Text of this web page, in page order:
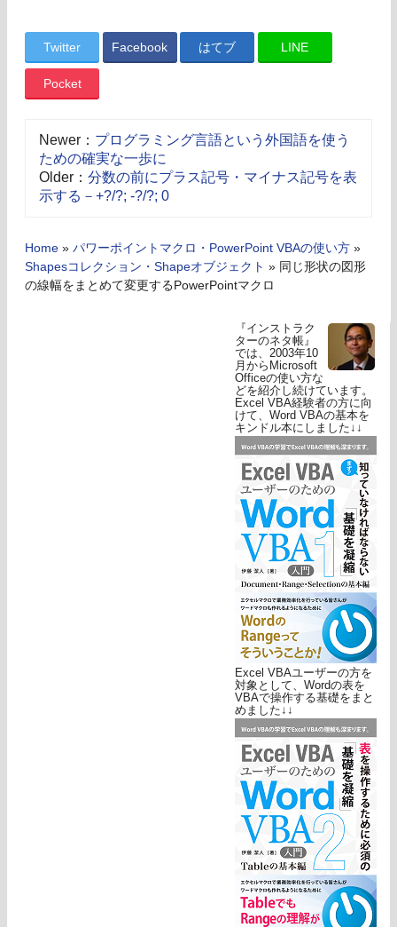
Twitter Facebook はてブ LINE
Pocket
Newer： プログラミング言語という外国語を使う
ための確実な一歩に
Older： 分数の前にプラス記号・マイナス記号を表
示する－+?/?; -?/?; 0
Home » パワーポイントマクロ・PowerPoint VBAの使い方 »
Shapesコレクション・Shapeオブジェクト » 同じ形状の図形
の線幅をまとめて変更するPowerPointマクロ
『インストラク
ターのネタ帳』
では、2003年10
月からMicrosoft
Officeの使い方な
どを紹介し続けています。
Excel VBA経験者の方に向
けて、Word VBAの基本を
キンドル本にしました↓↓
Excel VBAユーザーの方を
対象として、Wordの表を
VBAで操作する基礎をまと
めました↓↓